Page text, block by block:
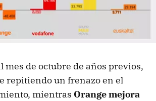
mes de octubre de años previos,
repitiendo un frenazo en el
mientras Orange mejora